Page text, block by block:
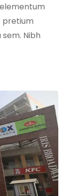
pretium
Nibh